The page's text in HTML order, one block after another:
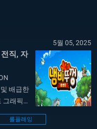
접하거
5월 05, 2025
직, 자
배급한
래픽의
로, 간
누구나
롤플레잉